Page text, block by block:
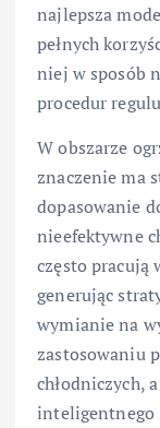
najlepsza
pełnych
niej w sposób
procedur
W obszarze
znaczenie ma
dopasowanie
nieefektywne
często pracują
generując
wymianie na
zastosowaniu
chłodniczych,
inteligentnego